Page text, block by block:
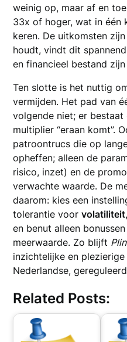
weinig op, maar af en
33x of hoger, wat in één
keren. De uitkomsten
houdt, vindt dit
en financieel bestand
Ten slotte is het nuttig
vermijden. Het pad van
volgende niet; er bestaat
multiplier “eraan komt”.
patroontrucs die op
opheffen; alleen de
risico, inzet) en de
verwachte waarde. De
daarom: kies een
tolerantie voorvolatiliteit
en benut alleen
meerwaarde. Zo blijft
inzichtelijke en
Nederlandse,
Related Posts: